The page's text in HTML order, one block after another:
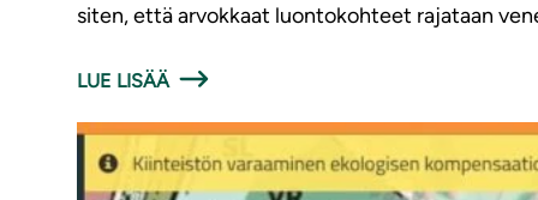
siten, että arvokkaat luontokohteet rajataan
LUE LISÄÄ